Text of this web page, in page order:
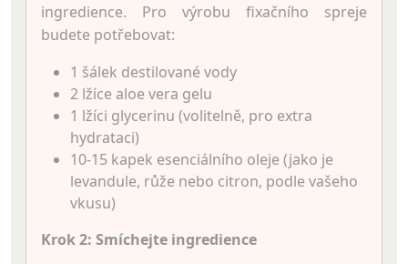
ingredience. Pro výrobu fixačního spreje
budete potřebovat:
1 šálek destilované vody
2 lžíce aloe vera gelu
1 lžíci glycerinu (volitelně, pro extra
hydrataci)
10-15 kapek esenciálního oleje (jako je
levandule, růže nebo citron, podle vašeho
vkusu)
Krok 2: Smíchejte ingredience